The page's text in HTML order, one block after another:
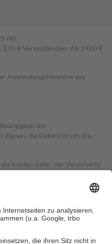
der
€ Versandkosten. Ab 29,00 €
Anwendungshinweise des
der
dienen, die Lieferfrist um die
Kosten dafür, der Versicherte
Kosten der Leistung